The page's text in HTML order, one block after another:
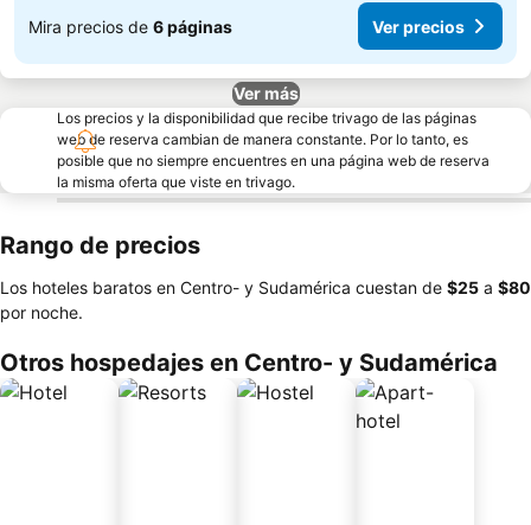
Mira precios de 6 páginas Ver precios
Ver más
Los precios y la disponibilidad que recibe trivago de las páginas
web de reserva cambian de manera constante. Por lo tanto, es
posible que no siempre encuentres en una página web de reserva
la misma oferta que viste en trivago.
Rango de precios
Los hoteles baratos en Centro- y Sudamérica cuestan de ‎$25 a ‎$80
por noche.
Otros hospedajes en Centro- y Sudamérica